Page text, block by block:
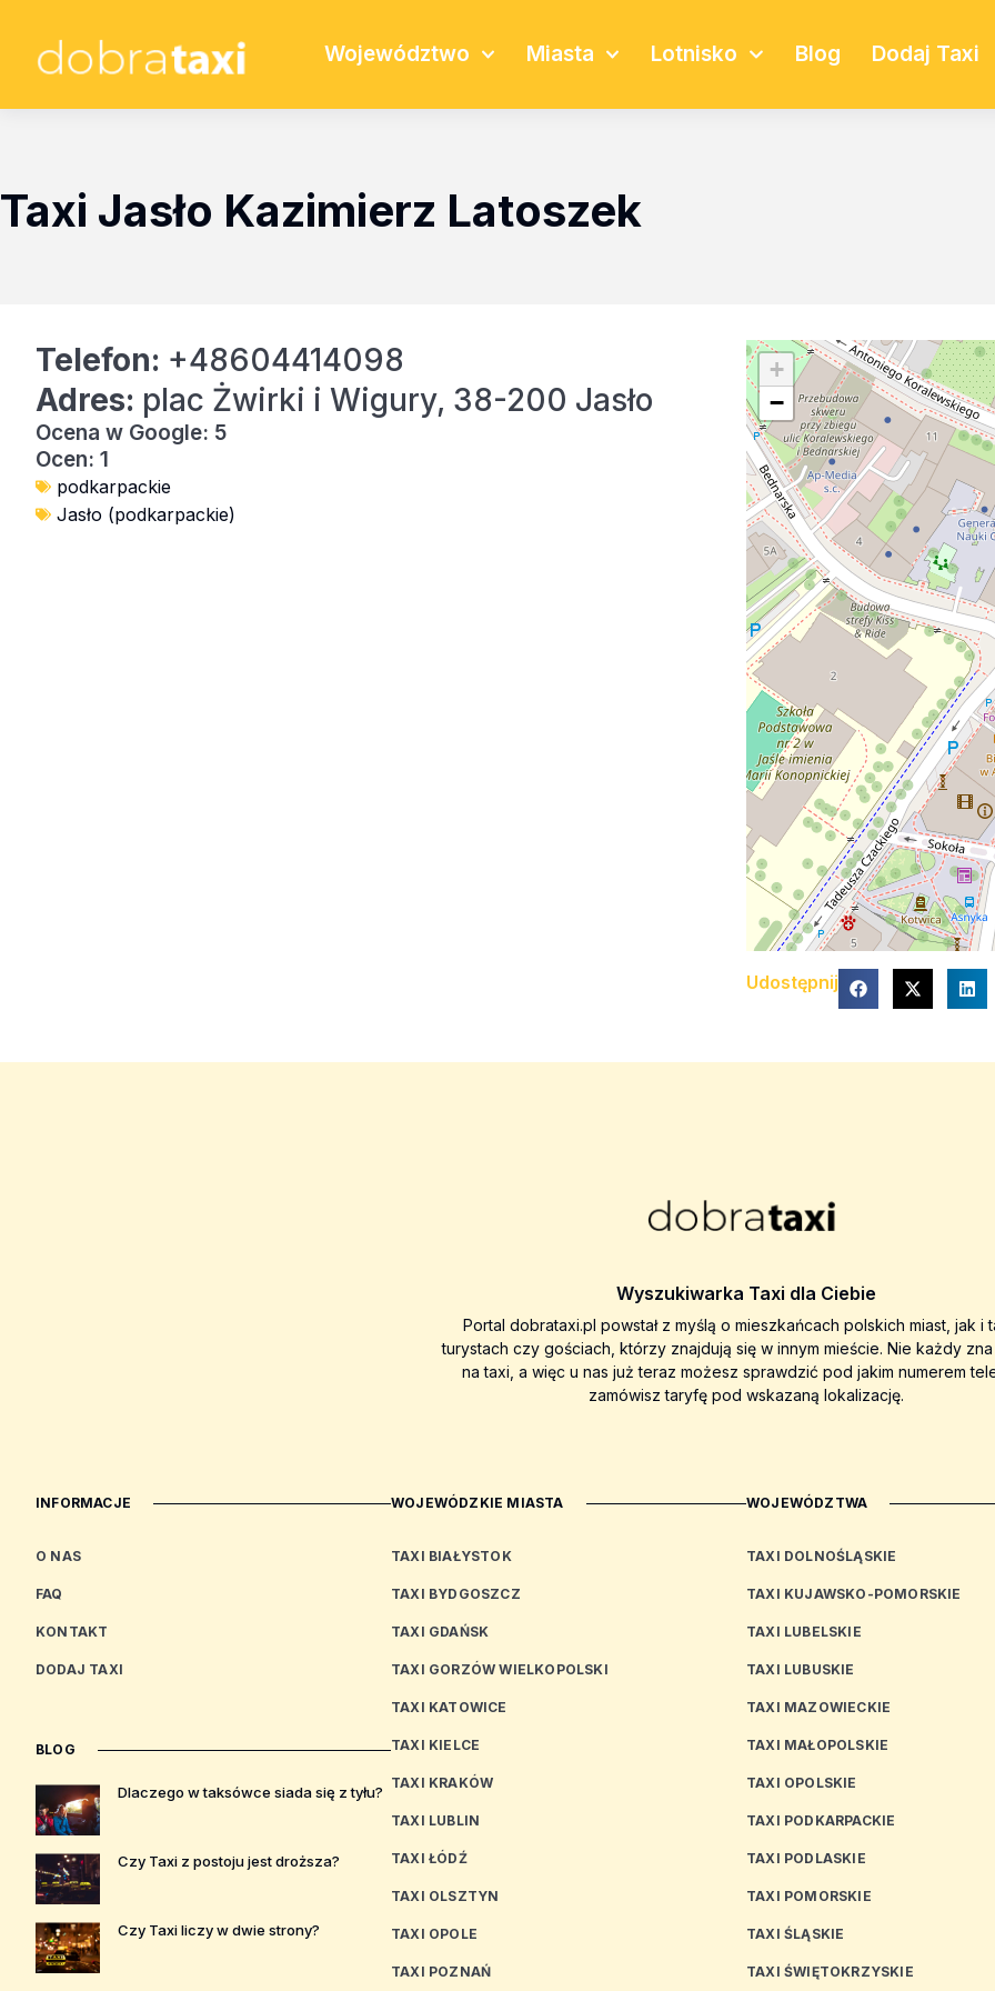
Województwo Miasta Lotnisko Blog Dodaj Taxi
Taxi Jasło Kazimierz Latoszek
Telefon: +48604414098
Adres: plac Żwirki i Wigury, 38-200 Jasło
Ocena w Google: 5
Ocen: 1
podkarpackie
Jasło (podkarpackie)
+
−
Udostępnij
Wyszukiwarka Taxi dla Ciebie
Portal dobrataxi.pl powstał z myślą o mieszkańcach polskich miast, jak i
turystach czy gościach, którzy znajdują się w innym mieście. Nie każdy
na taxi, a więc u nas już teraz możesz sprawdzić pod jakim numerem
zamówisz taryfę pod wskazaną lokalizację.
INFORMACJE
O NAS
FAQ
KONTAKT
DODAJ TAXI
BLOG
Dlaczego w taksówce siada się z tyłu?
Czy Taxi z postoju jest droższa?
Czy Taxi liczy w dwie strony?
WOJEWÓDZKIE MIASTA
TAXI BIAŁYSTOK
TAXI BYDGOSZCZ
TAXI GDAŃSK
TAXI GORZÓW WIELKOPOLSKI
TAXI KATOWICE
TAXI KIELCE
TAXI KRAKÓW
TAXI LUBLIN
TAXI ŁÓDŹ
TAXI OLSZTYN
TAXI OPOLE
TAXI POZNAŃ
WOJEWÓDZTWA
TAXI DOLNOŚLĄSKIE
TAXI KUJAWSKO-POMORSKIE
TAXI LUBELSKIE
TAXI LUBUSKIE
TAXI MAZOWIECKIE
TAXI MAŁOPOLSKIE
TAXI OPOLSKIE
TAXI PODKARPACKIE
TAXI PODLASKIE
TAXI POMORSKIE
TAXI ŚLĄSKIE
TAXI ŚWIĘTOKRZYSKIE